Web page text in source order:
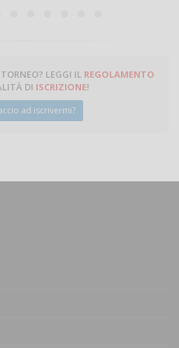
LEGGI IL REGOLAMENTO
DI ISCRIZIONE!
ad iscrivermi?